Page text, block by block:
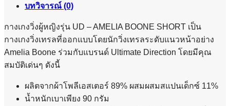
ชิ้นบทวิจารณ์ (0)
กางเกงวิ่งผู้หญิงรุ่น UD – AMELIA BOONE SHORT เป็น
กางเกงวิ่งเทรลที่ออกแบบโดยนักวิ่งเทรลระดับแนวหน้าอย่าง
Amelia Boone ร่วมกับแบรนด์ Ultimate Direction โดยมีคุณ
สมบัติเด่นๆ ดังนี้
ผลิตจากผ้าโพลีเอสเตอร์ 89% ผสมผสมสแปนเด็กซ์ 11%
น้ำหนักเบาเพียง 90 กรัม